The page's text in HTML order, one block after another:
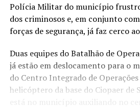
Polícia Militar do município
dos criminosos e, em conjunto
forças de segurança, já faz cerco
Duas equipes do Batalhão de
já estão em deslocamento para o
do Centro Integrado de Operações
helicóptero da base do Ciopaer de